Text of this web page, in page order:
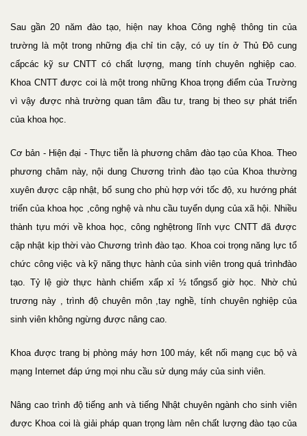
Sau gần 20 năm đào tạo, hiện nay khoa Công nghệ thông tin của
trường là một trong những địa chỉ tin cậy, có uy tín ở Thủ Đô cung
cấpcác kỹ sư CNTT có chất lượng, mang tính chuyên nghiệp cao.
Khoa CNTT được coi là một trong những Khoa trọng điểm của Trường
vì vậy được nhà trường quan tâm đầu tư, trang bị theo sự phát triển
của khoa học.
Cơ bản - Hiện đại - Thực tiễn là phương châm đào tạo của Khoa. Theo
phương châm này, nội dung Chương trình đào tạo của Khoa thường
xuyên được cập nhật, bổ sung cho phù hợp với tốc độ, xu hướng phát
triển của khoa học ,công nghệ và nhu cầu tuyển dụng của xã hội. Nhiều
thành tựu mới về khoa học, công nghệtrong lĩnh vực CNTT đã được
cập nhật kịp thời vào Chương trình đào tạo. Khoa coi trọng năng lực tổ
chức công việc và kỹ năng thực hành của sinh viên trong quá trìnhđào
tạo. Tỷ lệ giờ thực hành chiếm xấp xỉ ½ tổngsố giờ học. Nhờ chủ
trương này , trình độ chuyên môn ,tay nghề, tính chuyên nghiệp của
sinh viên không ngừng được nâng cao.
Khoa được trang bị phòng máy hơn 100 máy, kết nối mạng cục bộ và
mạng Internet đáp ứng mọi nhu cầu sử dụng máy của sinh viên.
Nâng cao trình độ tiếng anh và tiếng Nhật chuyên ngành cho sinh viên
được Khoa coi là giải pháp quan trọng làm nên chất lượng đào tạo của